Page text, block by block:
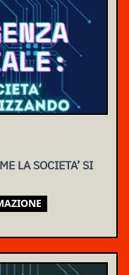
LA SOCIETA’ SI